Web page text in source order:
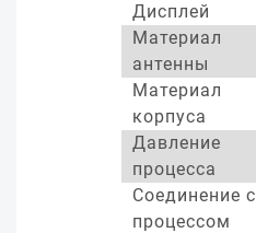
Дисплей
Материал
антенны
Материал
корпуса
Давление
процесса
Соединение с
процессом